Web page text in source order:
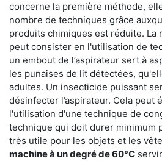
concerne la première méthode,
nombre de techniques grâce
produits chimiques est réduite. La
peut consister en l'utilisation de
un embout de l’aspirateur sert à
les punaises de lit détectées,
adultes. Un insecticide puissant
désinfecter l’aspirateur. Cela peut
l'utilisation d'une technique de
technique qui doit durer minimum
très utile pour les objets et les
machine à un degré de 60°C